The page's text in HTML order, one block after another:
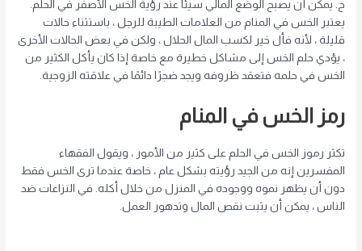
ح. يمكن أن يصبح الوضع المالي سيئًا عند رؤية الخس الأصفر في الحلم.
يعتبر الخس في المنام من العلامات الطيبة للرجل ، باستثناء حالات
قليلة ، لأنه فأل خير لكسب المال الحلال ، ولكن في بعض الحالات الأخرى
، يؤدي حلم الخس إلى مشاكل خطيرة مع خاصة إذا كان يأكل الكثير من
الخس في حلمه فتعقد ظروفه ويجد ضجرًا دائمًا في علاقته الزوجية.
رمز الخس في المنام
تكثر رموز الخس في الحلم على كثير من الأمور ، ويقول الفقهاء
المفسرين إنه من الجيد رؤيته بشكل عام ، خاصة عندما ترى الخس فقط
دون أن يظهر نموه ووجوده في المنزل من خلال أكله. في النزاعات ضد
الناس ، يمكن أن يثبت نقص المال وتدهور العمل.